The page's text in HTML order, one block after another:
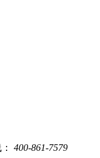
400-861-7579